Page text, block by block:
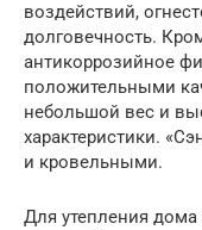
воздействий,
долговечность.
антикоррозийное
положительными
небольшой вес и
характеристики.
и кровельными.
Для утепления